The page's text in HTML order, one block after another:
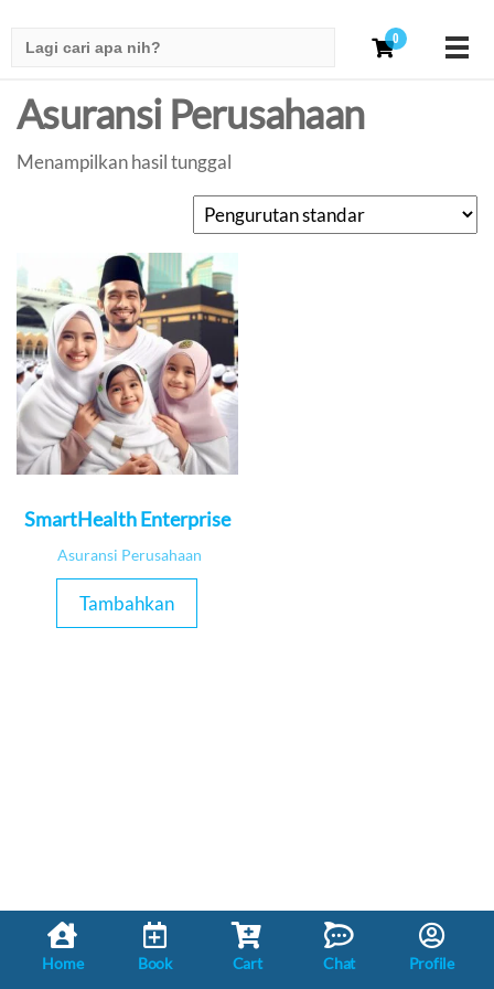
for:
0
Asuransi Perusahaan
Menampilkan hasil tunggal
SmartHealth Enterprise
Asuransi Perusahaan
Tambahkan
Home Book Cart Chat Profile